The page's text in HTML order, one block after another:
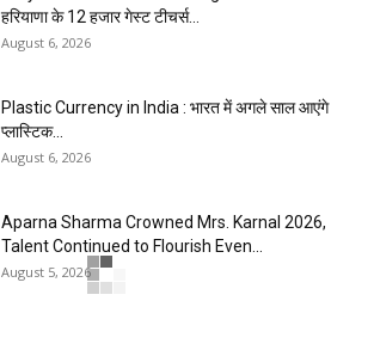
हरियाणा के 12 हजार गेस्ट टीचर्स...
August 6, 2026
Plastic Currency in India : भारत में अगले साल आएंगे
प्लास्टिक...
August 6, 2026
Aparna Sharma Crowned Mrs. Karnal 2026,
Talent Continued to Flourish Even...
August 5, 2026